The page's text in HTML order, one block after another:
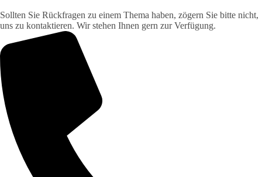
Sollten Sie Rückfragen zu einem Thema haben, zögern Sie bitte nicht,
uns zu kontaktieren. Wir stehen Ihnen gern zur Verfügung.